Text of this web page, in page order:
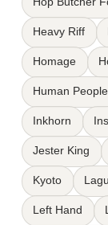
Heavy Riff
Homage
Human People
Inkhorn
Jester King
Kyoto
Left Hand